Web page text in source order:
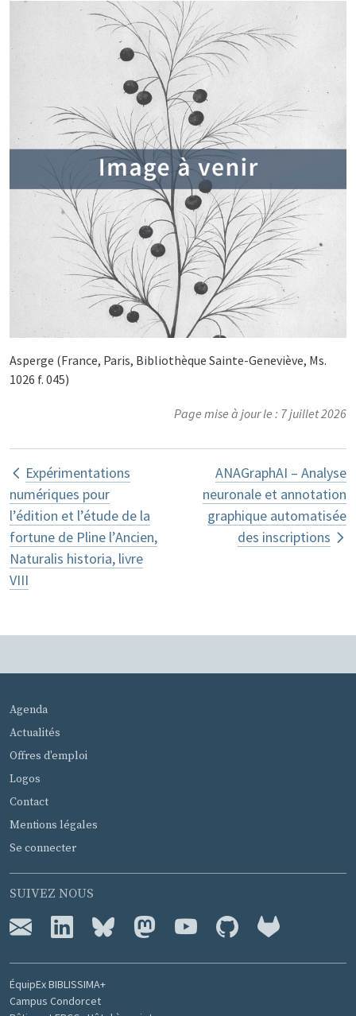
Asperge (France, Paris, Bibliothèque Sainte-Geneviève, Ms.
1026 f. 045)
Page mise à jour le : 7 juillet 2026
Expérimentations
numériques pour
l’édition et l’étude de la
fortune de Pline l’Ancien,
Naturalis historia, livre
VIII
ANAGraphAI – Analyse
neuronale et annotation
graphique automatisée
des inscriptions
MENU PIED DE PAGE
Agenda
Actualités
Offres d'emploi
Logos
Contact
Mentions légales
Se connecter
SUIVEZ NOUS
ÉquipEx BIBLISSIMA+
Campus Condorcet